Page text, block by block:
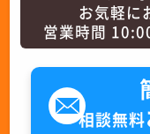
お気軽に
営業時間
相談無料